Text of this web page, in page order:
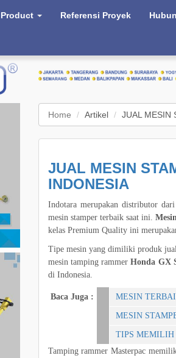
Product Referensi Proyek
Home Artikel JUAL MESIN
JUAL MESIN
INDONESIA
Indotara merupakan distributor
mesin stamper terbaik saat ini.
kelas Premium Quality ini
Tipe mesin yang dimiliki produk
mesin tamping rammerHonda GX
di Indonesia.
Baca Juga : MESIN
MESIN
TIPS MEMILIH
Tamping rammer Masterpac